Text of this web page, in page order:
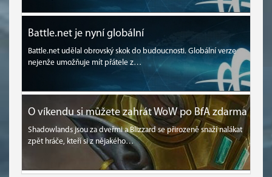
Battle.net je nyní globální
Battle.net udělal obrovský skok do budoucnosti. Globální verze
nejenže umožňuje mít přátele z…
O víkendu si můžete zahrát WoW po BfA zdarma
Shadowlands jsou za dveřmi a Blizzard se přirozeně snaží nalákat
zpět hráče, kteří si z nějakého…